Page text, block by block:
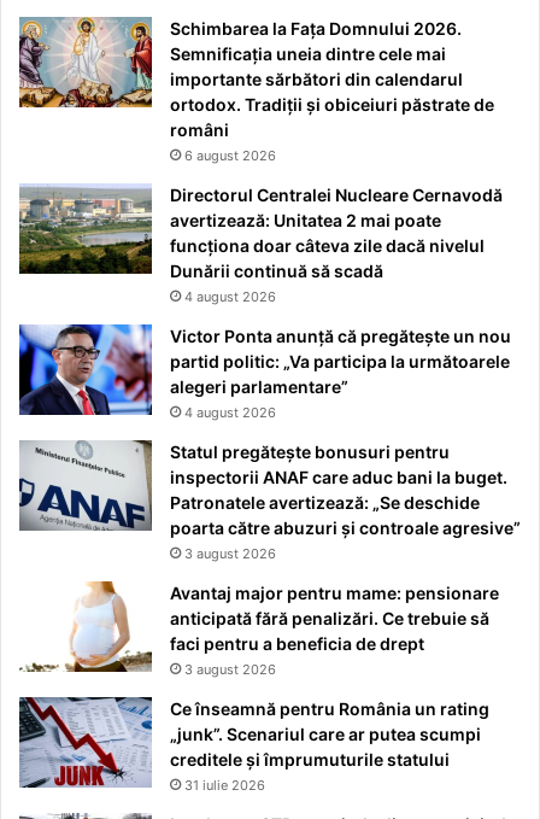
Schimbarea la Fața Domnului 2026.
Semnificația uneia dintre cele mai
importante sărbători din calendarul
ortodox. Tradiții și obiceiuri păstrate de
români
6 august 2026
Directorul Centralei Nucleare Cernavodă
avertizează: Unitatea 2 mai poate
funcționa doar câteva zile dacă nivelul
Dunării continuă să scadă
4 august 2026
Victor Ponta anunță că pregătește un nou
partid politic: „Va participa la următoarele
alegeri parlamentare”
4 august 2026
Statul pregătește bonusuri pentru
inspectorii ANAF care aduc bani la buget.
Patronatele avertizează: „Se deschide
poarta către abuzuri și controale agresive”
3 august 2026
Avantaj major pentru mame: pensionare
anticipată fără penalizări. Ce trebuie să
faci pentru a beneficia de drept
3 august 2026
Ce înseamnă pentru România un rating
„junk”. Scenariul care ar putea scumpi
creditele și împrumuturile statului
31 iulie 2026